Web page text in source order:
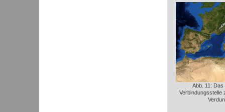
Abb. 11:
Verbindungsstelle